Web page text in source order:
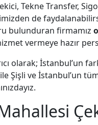
Tekne Transfer,
de
bulunduran firmamız
vermeye hazır
olarak; İstanbul’un
Şişli ve İstanbul’un